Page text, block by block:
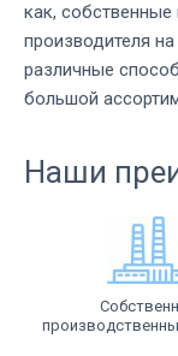
как,
производителя
различные
большой
Наши